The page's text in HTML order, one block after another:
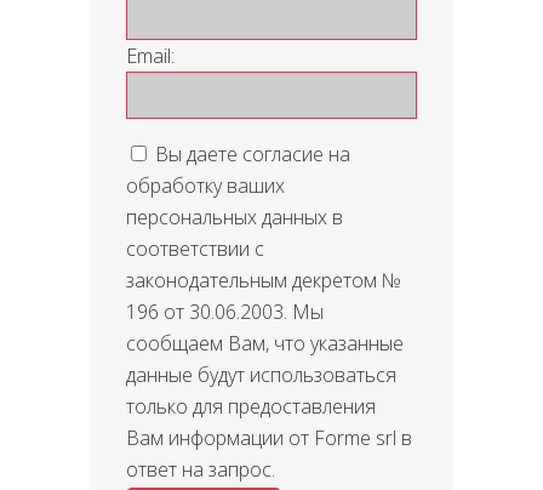
Email:
Вы даете согласие на
обработку ваших
персональных данных в
соответствии с
законодательным декретом №
196 от 30.06.2003. Мы
сообщаем Вам, что указанные
данные будут использоваться
только для предоставления
Вам информации от Forme srl в
ответ на запрос.